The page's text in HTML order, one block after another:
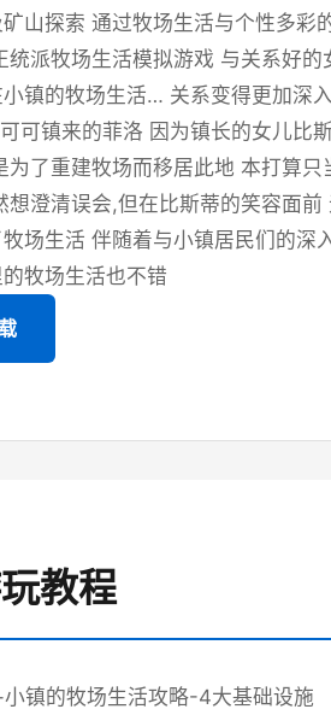
山探索 通过牧场生活与个性多彩
统派牧场生活模拟游戏 与关系好的
镇的牧场生活… 关系变得更加深
可镇来的菲洛 因为镇长的女儿比
为了重建牧场而移居此地 本打算只
想澄清误会,但在比斯蒂的笑容面前
场生活 伴随着与小镇居民们的深
牧场生活也不错
教程
镇的牧场生活攻略-4大基础设施